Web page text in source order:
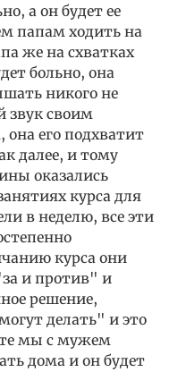
а он будет ее
папам ходить на
же на схватках
больно, она
никого не
звук своим
его подхватит
далее, и тому
оказались
курса для
в неделю, все эти
курса они
и против" и
решение,
делать" и это
мы с мужем
дома и он будет